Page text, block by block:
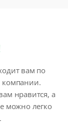
вам по
компании.
нравится, а
можно легко